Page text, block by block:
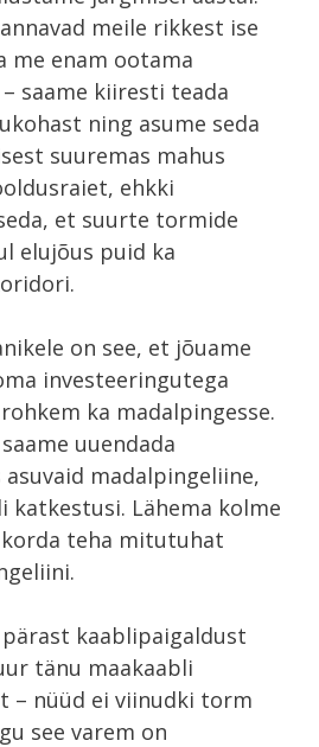
meile rikkest ise
me enam ootama
saame kiiresti teada
ning asume seda
suuremas mahus
ehkki
et suurte tormide
elujõus puid ka
on see, et jõuame
investeeringutega
ka madalpingesse.
uuendada
madalpingeliine,
katkestusi. Lähema kolme
teha mitutuhat
pärast kaablipaigaldust
tänu maakaabli
– nüüd ei viinudki torm
see varem on